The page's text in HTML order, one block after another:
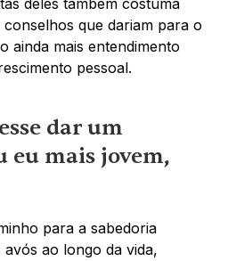
deles também costuma
que dariam para o
ainda mais entendimento
pessoal.
dar um
eu mais jovem,
para a sabedoria
ao longo da vida,